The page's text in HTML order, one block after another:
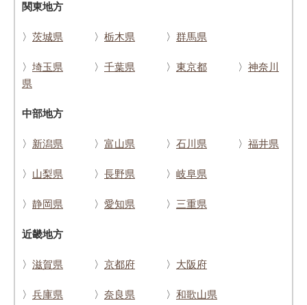
関東地方
〉 茨城県 〉 栃木県 〉 群馬県
〉 埼玉県 〉 千葉県 〉 東京都 〉 神奈川
県
中部地方
〉 新潟県 〉 富山県 〉 石川県 〉 福井県
〉 山梨県 〉 長野県 〉 岐阜県
〉 静岡県 〉 愛知県 〉 三重県
近畿地方
〉 滋賀県 〉 京都府 〉 大阪府
〉 兵庫県 〉 奈良県 〉 和歌山県